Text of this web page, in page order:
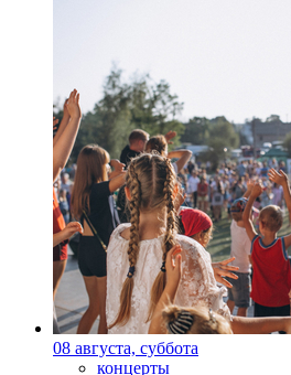
08 августа, суббота
концерты